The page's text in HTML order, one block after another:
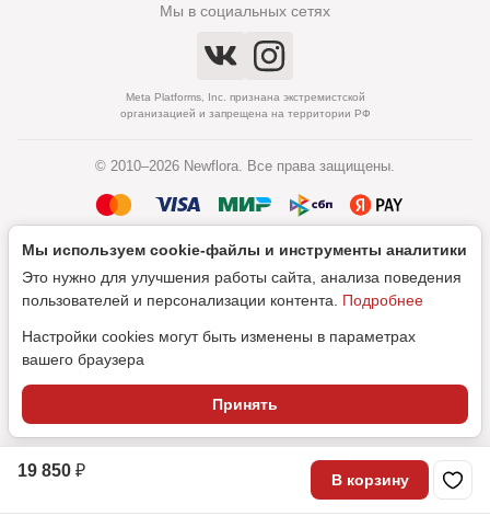
19 850 ₽ В корзину
Мы в социальных сетях
Meta Platforms, Inc. признана экстремистской
организацией и запрещена на территории РФ
© 2010–2026 Newflora. Все права защищены.
Политика обработки персональных данных
Согласие на обработку персональных данных
SEO-продвижение
Мы используем cookie‑файлы и инструменты аналитики
Это нужно для улучшения работы сайта, анализа поведения
пользователей и персонализации контента. Подробнее
Настройки cookies могут быть изменены в параметрах
вашего браузера
Принять